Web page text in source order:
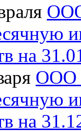
на
ООО
на